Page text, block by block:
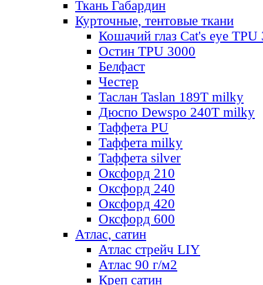
Ткань Габардин
Курточные, тентовые ткани
Кошачий глаз Cat's eye TPU
Остин TPU 3000
Белфаст
Честер
Таслан Taslan 189T milky
Дюспо Dewspo 240T milky
Таффета PU
Таффета milky
Таффета silver
Оксфорд 210
Оксфорд 240
Оксфорд 420
Оксфорд 600
Атлас, сатин
Атлас стрейч LIY
Атлас 90 г/м2
Креп сатин